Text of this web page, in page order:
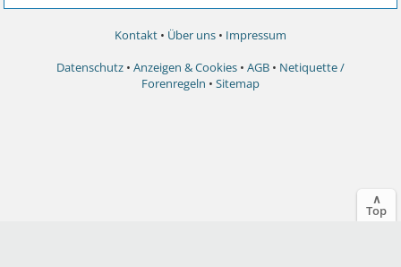
Kontakt • Über uns • Impressum
Datenschutz • Anzeigen & Cookies • AGB • Netiquette /
Forenregeln • Sitemap
∧
Top